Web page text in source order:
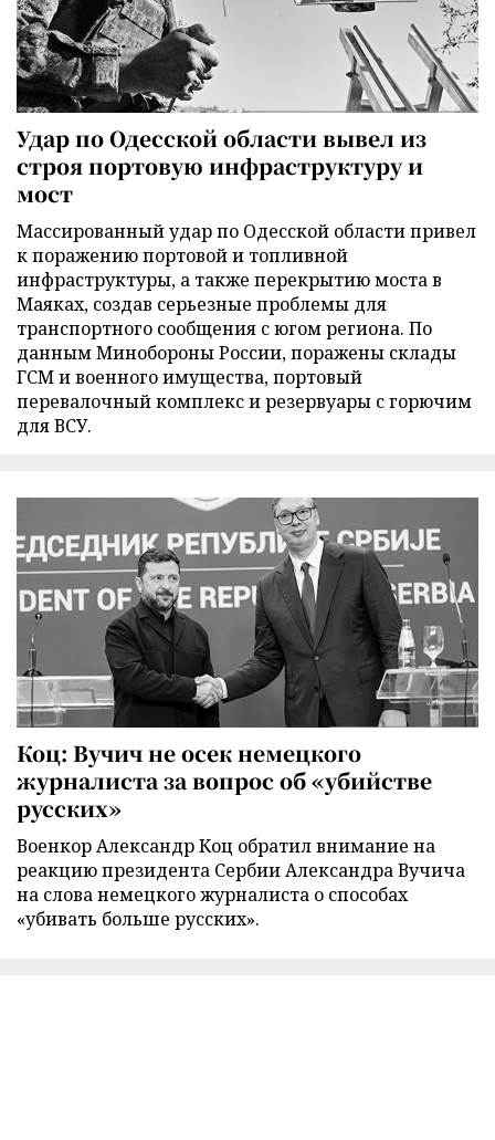
Удар по Одесской области вывел из
строя портовую инфраструктуру и
мост
Массированный удар по Одесской области привел
к поражению портовой и топливной
инфраструктуры, а также перекрытию моста в
Маяках, создав серьезные проблемы для
транспортного сообщения с югом региона. По
данным Минобороны России, поражены склады
ГСМ и военного имущества, портовый
перевалочный комплекс и резервуары с горючим
для ВСУ.
Коц: Вучич не осек немецкого
журналиста за вопрос об «убийстве
русских»
Военкор Александр Коц обратил внимание на
реакцию президента Сербии Александра Вучича
на слова немецкого журналиста о способах
«убивать больше русских».